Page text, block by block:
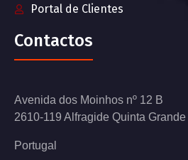
Portal de Clientes
Contactos
Avenida dos Moinhos nº 12 B
2610-119 Alfragide Quinta Grande
Portugal